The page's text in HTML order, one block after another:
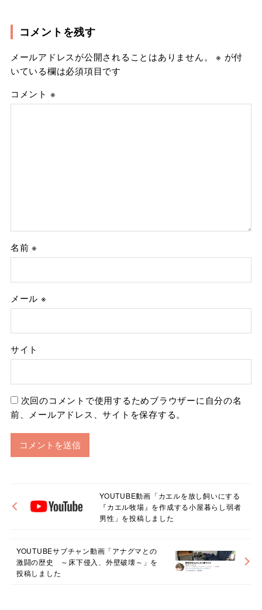
コメントを残す
メールアドレスが公開されることはありません。 ※ が付
いている欄は必須項目です
コメント ※
名前※
メール ※
サイト
次回のコメントで使用するためブラウザーに自分の名
前、メールアドレス、サイトを保存する。
YOUTUBE動画「カエルを放し飼いにする
『カエル牧場』を作成する小屋暮らし弱者
男性」を投稿しました
YOUTUBEサブチャン動画「アナグマとの
激闘の歴史 ～床下侵入、外壁破壊～」を
投稿しました